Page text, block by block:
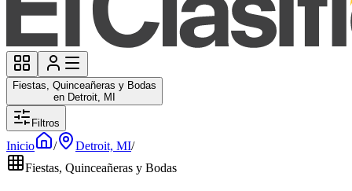
Fiestas, Quinceañeras y Bodas
en Detroit, MI
Filtros
Inicio / Detroit, MI/
Fiestas, Quinceañeras y Bodas